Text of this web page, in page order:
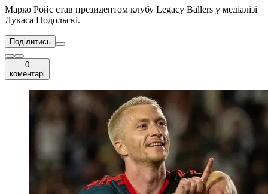
Марко Ройс став президентом клубу Legacy Ballers у медіалізі
Лукаса Подольскі.
Поділитись
0
коментарі